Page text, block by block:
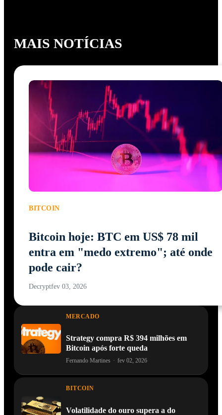
MAIS NOTÍCIAS
BITCOIN
Bitcoin hoje: BTC em US$ 78 mil
entra em "medo extremo"; até onde
pode cair?
Decryptfev 03, 2026
MERCADO
Strategy compra R$ 394 milhões em
Bitcoin após forte queda
Fernando Martines · fev 02, 2026
BITCOIN
Volatilidade do ouro supera a do